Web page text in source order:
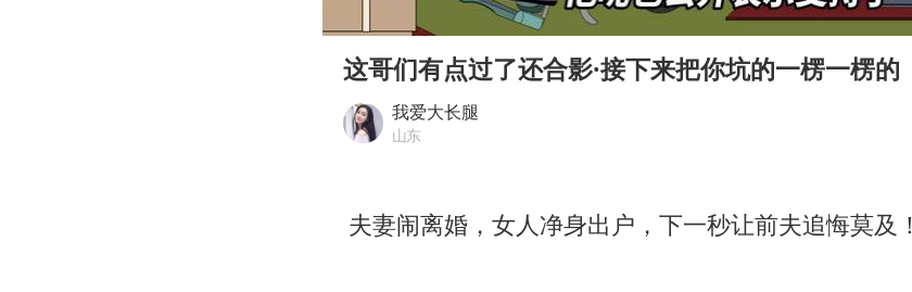
刘浩存百花奖开幕式红裙起舞
“南湖号”盾构机下线
泰国初中生饮弹自尽前开了26枪
Play
这哥们有点过了还合影·接下来把你坑的一楞一楞的
我爱大长腿
山东
夫妻闹离婚，女人净身出户，下一秒让前夫追悔莫及！